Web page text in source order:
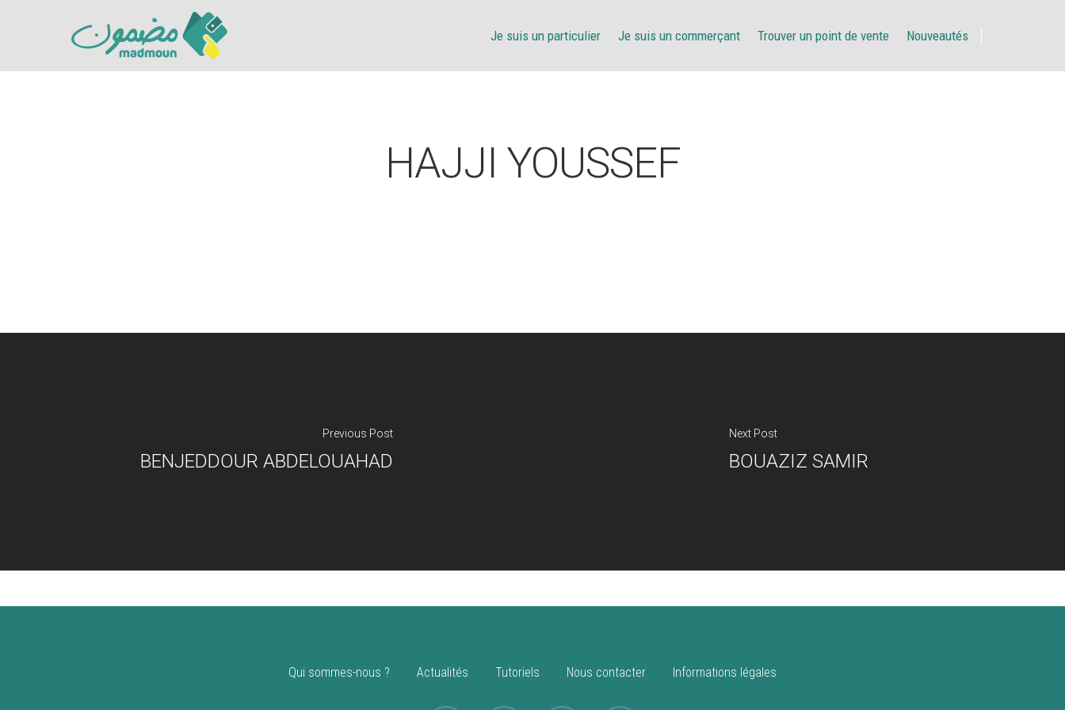
Je suis un particulier Je suis un commerçant Trouver un point de vente Nouveautés
HAJJI YOUSSEF
Previous Post
BENJEDDOUR ABDELOUAHAD
Next Post
BOUAZIZ SAMIR
Qui sommes-nous ? Actualités Tutoriels Nous contacter Informations légales